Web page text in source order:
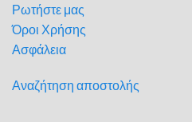
Ρωτήστε μας
Όροι Χρήσης
Ασφάλεια
Αναζήτηση αποστολής